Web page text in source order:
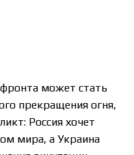
может стать
прекращения огня,
Россия хочет
мира, а Украина